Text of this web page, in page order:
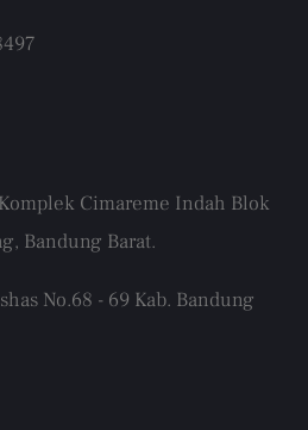
Cimareme Indah Blok
Bandung Barat.
No.68 - 69 Kab. Bandung